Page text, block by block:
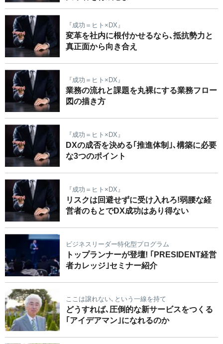
『成功＝ヒト×DX』
変革を社内に根付かせるなら､抵抗勢力と
真正面から向き合え
『成功＝ヒト×DX』
業務の流れと課題を丸裸にする業務フロー
図の描き方
『成功＝ヒト×DX』
DXの成否を決める｢推進体制｣､構築に必要
な3つのポイント
『成功＝ヒト×DX』
リスクは回避せずに受け入れろ!弱腰な経
営者のもとでDX成功はあり得ない
ビジネスリーダー特化型プログラム
トップランナーが登壇! ｢PRESIDENT経営
者カレッジ｣セミナー紹介
ここは譲れない､という一線を持て
どうすれば､圧倒的な新サービスをつくる
｢アイデアマン｣になれるのか